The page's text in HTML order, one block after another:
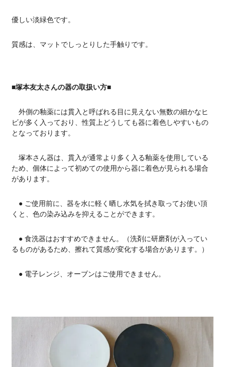
優しい淡緑色です。
質感は、マットでしっとりした手触りです。
■塚本友太さんの器の取扱い方■
外側の釉薬には貫入と呼ばれる目に見えない無数の細かなヒ
ビが多く入っており、性質上どうしても器に着色しやすいもの
となっております。
塚本さん器は、貫入が通常より多く入る釉薬を使用している
ため、個体によって初めての使用から器に着色が見られる場合
があります。
● ご使用前に、器を水に軽く晒し水気を拭き取ってお使い頂
くと、色の染み込みを抑えることができます。
● 食洗器はおすすめできません。（洗剤に研磨剤が入ってい
るものがあるため、擦れて質感が変化する場合があります。）
● 電子レンジ、オーブンはご使用できません。